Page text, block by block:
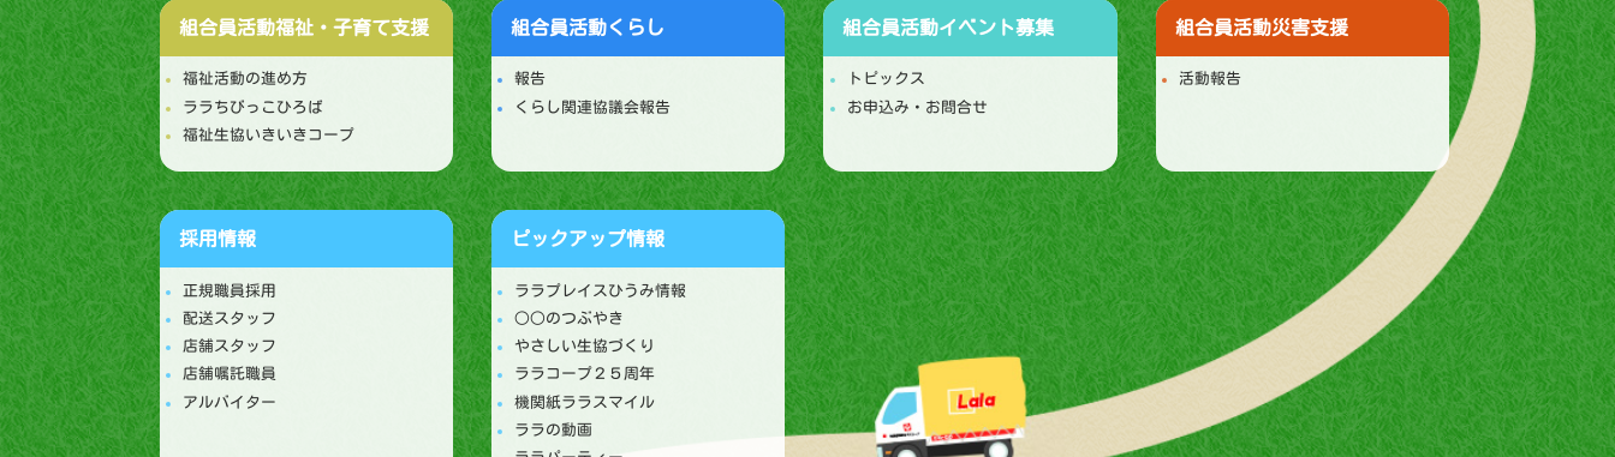
組合員活動福祉・子育て支援
福祉活動の進め方
ララちびっこひろば
福祉生協いきいきコープ
組合員活動くらし
報告
くらし関連協議会報告
組合員活動イベント募集
トピックス
お申込み・お問合せ
組合員活動災害支援
活動報告
採用情報
正規職員採用
配送スタッフ
店舗スタッフ
店舗嘱託職員
アルバイター
ピックアップ情報
ララプレイスひうみ情報
○○のつぶやき
やさしい生協づくり
ララコープ２５周年
機関紙ララスマイル
ララの動画